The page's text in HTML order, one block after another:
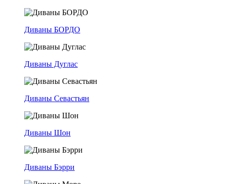
Диваны БОРДО
Диваны Дуглас
Диваны Севастьян
Диваны Шон
Диваны Бэрри